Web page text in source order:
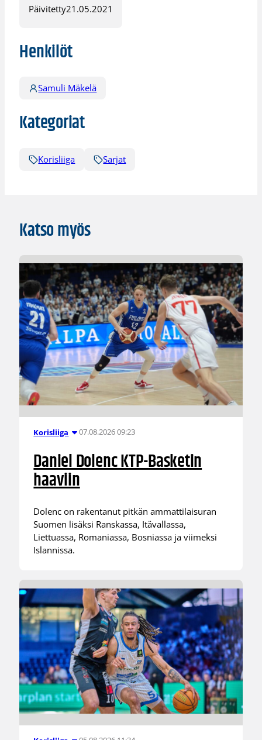
Päivitetty21.05.2021
Henkilöt
Samuli Mäkelä
Kategoriat
Korisliiga Sarjat
Katso myös
Korisliiga 07.08.2026 09:23
Daniel Dolenc KTP-Basketin
haaviin
Dolenc on rakentanut pitkän ammattilaisuran
Suomen lisäksi Ranskassa, Itävallassa,
Liettuassa, Romaniassa, Bosniassa ja viimeksi
Islannissa.